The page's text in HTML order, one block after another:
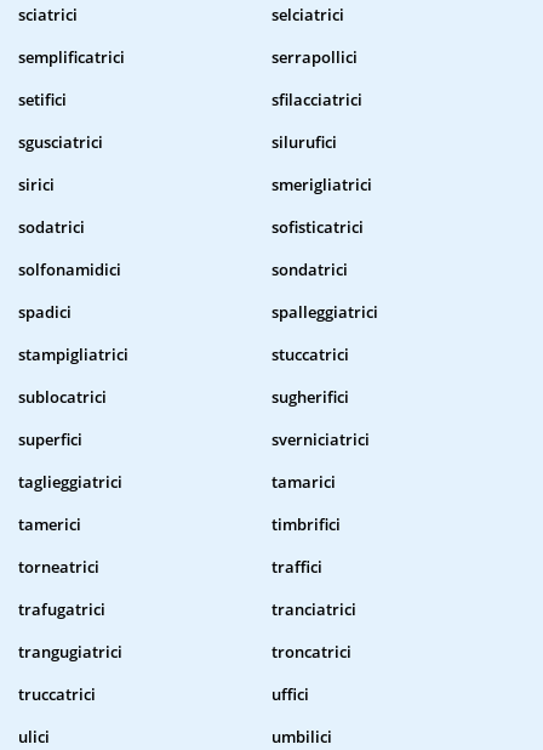
sciatrici
selciatrici
semplificatrici
serrapollici
setifici
sfilacciatrici
sgusciatrici
silurufici
sirici
smerigliatrici
sodatrici
sofisticatrici
solfonamidici
sondatrici
spadici
spalleggiatrici
stampigliatrici
stuccatrici
sublocatrici
sugherifici
superfici
sverniciatrici
taglieggiatrici
tamarici
tamerici
timbrifici
torneatrici
traffici
trafugatrici
tranciatrici
trangugiatrici
troncatrici
truccatrici
uffici
ulici
umbilici